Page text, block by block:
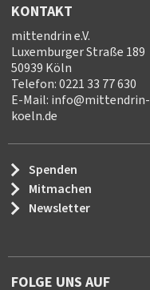
KONTAKT
mittendrin e.V.
Luxemburger Straße 189
50939 Köln
Telefon: 0221 33 77 630
E-Mail: info@mittendrin-
koeln.de
Spenden
Mitmachen
Newsletter
FOLGE UNS AUF